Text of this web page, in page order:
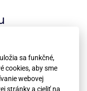
sa funkčné,
cookies, aby sme
webovej
stránky a cieliť na